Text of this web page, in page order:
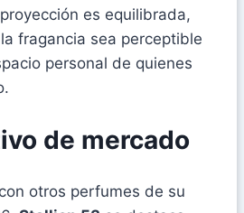
es equilibrada,
fragancia sea perceptible
personal de quienes
de mercado
otros perfumes de su